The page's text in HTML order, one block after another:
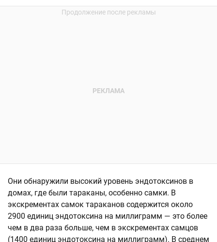
Они обнаружили высокий уровень эндотоксинов в
домах, где были тараканы, особенно самки. В
экскрементах самок тараканов содержится около
2900 единиц эндотоксина на миллиграмм — это более
чем в два раза больше, чем в экскрементах самцов
(1400 единиц эндотоксина на миллиграмм). В среднем